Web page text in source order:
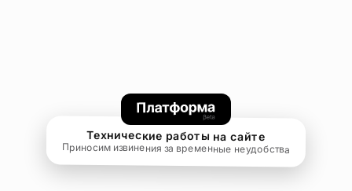
Технические работы на сайте
Приносим извинения за временные неудобства